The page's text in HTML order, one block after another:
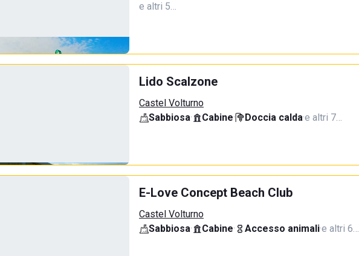
e altri 5…
Lido Scalzone
Castel Volturno
Sabbiosa· Cabine· Doccia calda·e altri 7…
E-Love Concept Beach Club
Castel Volturno
Sabbiosa· Cabine· Accesso animali·e altri 6…